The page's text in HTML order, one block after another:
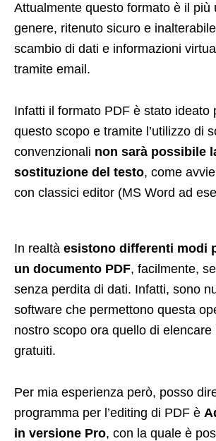
Attualmente questo formato è il più
genere, ritenuto sicuro e
scambio di dati e informazioni
tramite email.
Infatti il formato PDF è stato ideato
questo scopo e tramite l’utilizzo di
convenzionali non sarà possibile
sostituzione del testo, come
con classici editor (MS Word ad
In realtà esistono differenti modi
un documento PDF, facilmente,
senza perdita di dati. Infatti, sono
software che permettono questa
nostro scopo ora quello di
gratuiti.
Per mia esperienza però, posso
programma per l’editing di PDF è
in versione Pro, con la quale è